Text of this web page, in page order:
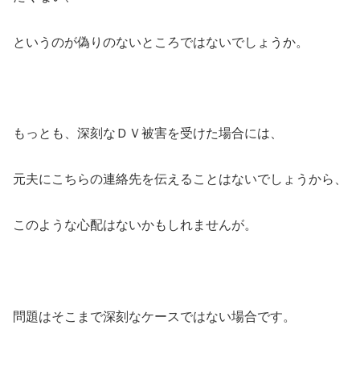
というのが偽りのないところではないでしょうか。
もっとも、深刻なＤＶ被害を受けた場合には、
元夫にこちらの連絡先を伝えることはないでしょうから、
このような心配はないかもしれませんが。
問題はそこまで深刻なケースではない場合です。